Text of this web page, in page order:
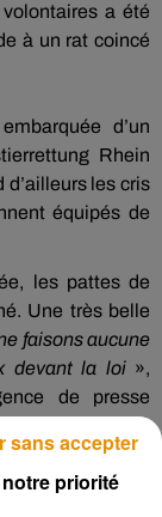
a été
à un rat coincé
d’un
Rhein
d’ailleurs les cris
équipés de
les pattes de
Une très belle
faisons aucune
devant la loi»,
de presse
priorité
sans accepter